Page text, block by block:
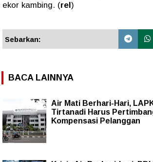
ekor kambing. (rel)
Sebarkan:
BACA LAINNYA
Air Mati Berhari-Hari,
Tirtanadi Harus
Kompensasi Pelanggan